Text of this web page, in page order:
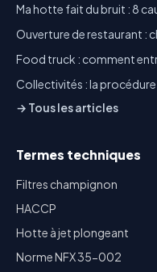
Ma hotte fait du bruit : 8
Ouverture de restaurant :
Food truck : comment
Collectivités : la
→ Tous les articles
Termes techniques
Filtres champignon
HACCP
Hotte à jet plongeant
Norme NFX 35-002